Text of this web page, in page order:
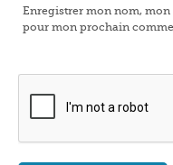
Enregistrer mon nom,
pour mon prochain